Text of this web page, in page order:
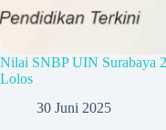
Nilai SNBP UIN Surabaya
Lolos
30 Juni 2025